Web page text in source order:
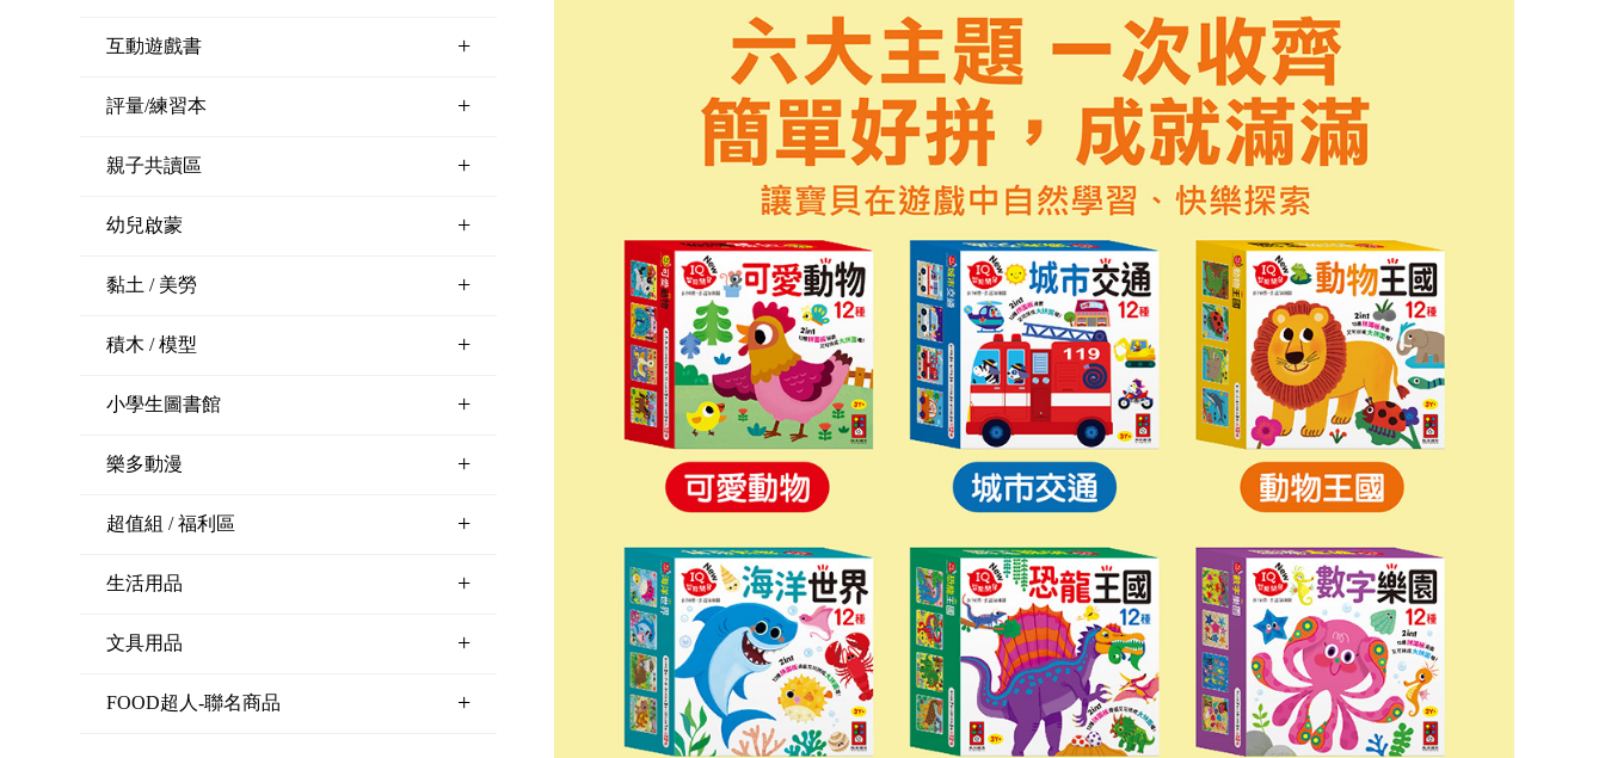
互動遊戲書 +
評量/練習本 +
親子共讀區 +
幼兒啟蒙 +
黏土 / 美勞 +
積木 / 模型 +
小學生圖書館 +
樂多動漫 +
超值組 / 福利區 +
生活用品 +
文具用品 +
FOOD超人-聯名商品 +